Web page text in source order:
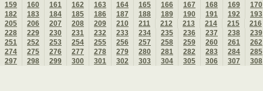
159
160 161 162 163 164 165 166 167 168 169
170
182
183 184 185 186 187 188 189 190 191 192
193
205
206 207 208 209 210 211 212 213 214 215
216
228
229 230 231 232 233 234 235 236 237 238
239
251
252 253 254 255 256 257 258 259 260 261
262
274
275 276 277 278 279 280 281 282 283 284
285
297
298 299 300 301 302 303 304 305 306 307 308